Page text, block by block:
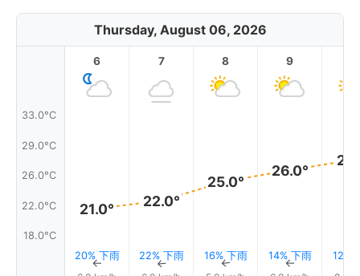
Thursday, August 06, 2026
33.0°C
29.0°C
26.0°C
22.0°C
18.0°C
6
21.0°
20% 下雨
↑
7
22.0°
22% 下雨
↑
8
25.0°
16% 下雨
↑
9
26.0°
14% 下雨
↑
12%